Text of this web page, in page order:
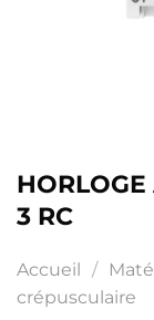
3 RC
Accueil /
crépusculaire